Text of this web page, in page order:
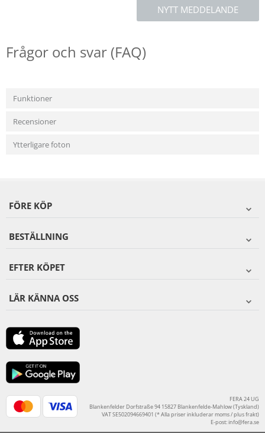
NYTT MEDDELANDE
Frågor och svar (FAQ)
Funktioner
Recensioner
Ytterligare foton
FÖRE KÖP
BESTÄLLNING
EFTER KÖPET
LÄR KÄNNA OSS
FERA 24 UG
Blankenfelder Dorfstraße 94 15827 Blankenfelde-Mahlow (Tyskland)
VAT SE502094669401 (* Alla priser inkluderar moms / plus frakt)
E-post:info@fera.se